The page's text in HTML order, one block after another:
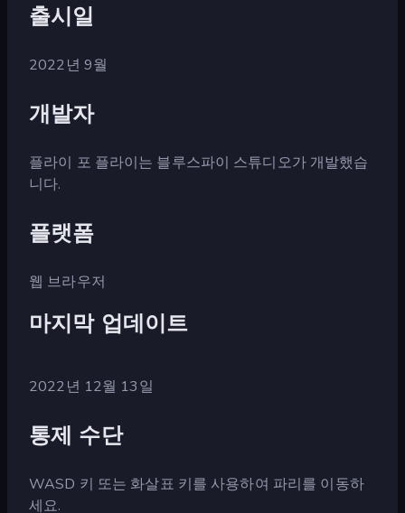
출시일
2022년 9월
개발자
플라이 포 플라이는 블루스파이 스튜디오가 개발했습
니다.
플랫폼
웹 브라우저
마지막 업데이트
2022년 12월 13일
통제 수단
WASD 키 또는 화살표 키를 사용하여 파리를 이동하
세요.